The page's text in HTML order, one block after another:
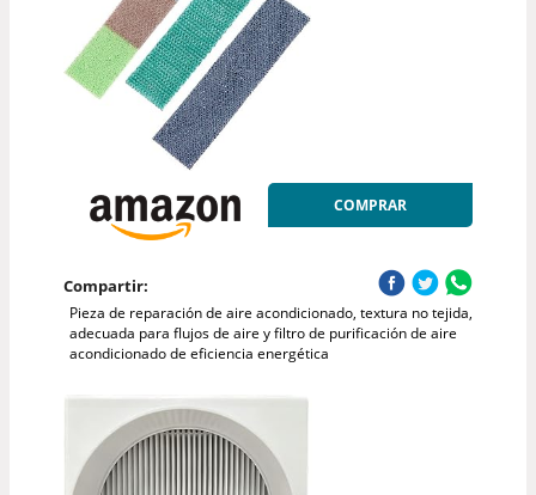
COMPRAR
Compartir:
Pieza de reparación de aire acondicionado, textura no tejida,
adecuada para flujos de aire y filtro de purificación de aire
acondicionado de eficiencia energética